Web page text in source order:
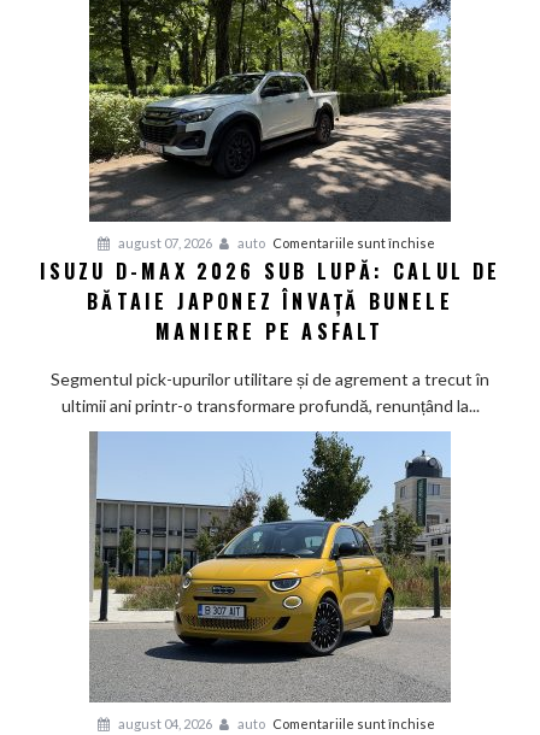
august 07, 2026 auto Comentariile sunt închise
Isuzu
D-
sub
lupă:
de
bătaie
japonez
învață
bunele
maniere
pe
ISUZU D-MAX 2026 SUB LUPĂ: CALUL DE
BĂTAIE JAPONEZ ÎNVAȚĂ BUNELE
MANIERE PE ASFALT
Segmentul pick-upurilor utilitare și de agrement a trecut în
ultimii ani printr-o transformare profundă, renunțând la...
august 04, 2026 auto Comentariile sunt închise